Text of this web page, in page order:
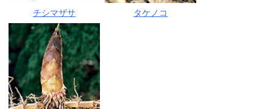
チシマザサ タケノコ